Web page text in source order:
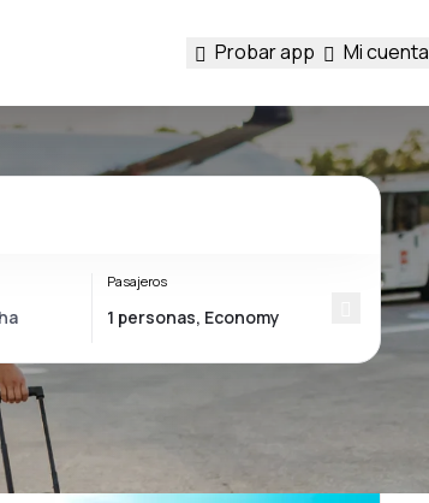
Probar app Mi cuenta
Pasajeros